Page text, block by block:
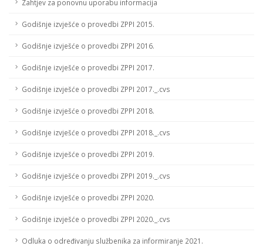
Zahtjev za ponovnu uporabu informacija
Godišnje izvješće o provedbi ZPPI 2015.
Godišnje izvješće o provedbi ZPPI 2016.
Godišnje izvješće o provedbi ZPPI 2017.
Godišnje izvješće o provedbi ZPPI 2017._.cvs
Godišnje izvješće o provedbi ZPPI 2018.
Godišnje izvješće o provedbi ZPPI 2018._.cvs
Godišnje izvješće o provedbi ZPPI 2019.
Godišnje izvješće o provedbi ZPPI 2019._.cvs
Godišnje izvješće o provedbi ZPPI 2020.
Godišnje izvješće o provedbi ZPPI 2020._.cvs
Odluka o određivanju službenika za informiranje 2021.